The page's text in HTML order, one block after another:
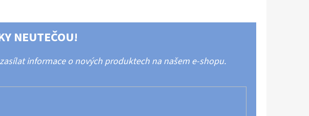
NEUTEČOU!
informace o nových produktech na našem e-shopu.